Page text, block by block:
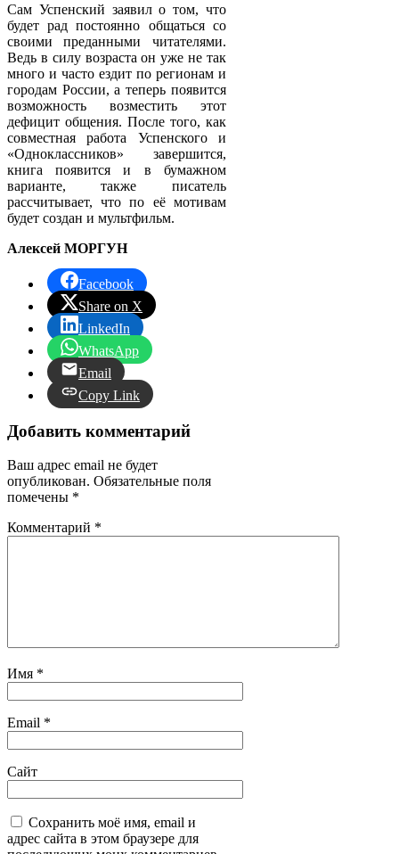
Сам Успенский заявил о том, что
будет рад постоянно общаться со
своими преданными читателями.
Ведь в силу возраста он уже не так
много и часто ездит по регионам и
городам России, а теперь появится
возможность возместить этот
дефицит общения. После того, как
совместная работа Успенского и
«Одноклассников» завершится,
книга появится и в бумажном
варианте, также писатель
рассчитывает, что по её мотивам
будет создан и мультфильм.
Алексей МОРГУН
Facebook
Share on X
LinkedIn
WhatsApp
Email
Copy Link
Добавить комментарий
Ваш адрес email не будет
опубликован. Обязательные поля
помечены *
Комментарий *
Имя *
Email *
Сайт
Сохранить моё имя, email и
адрес сайта в этом браузере для